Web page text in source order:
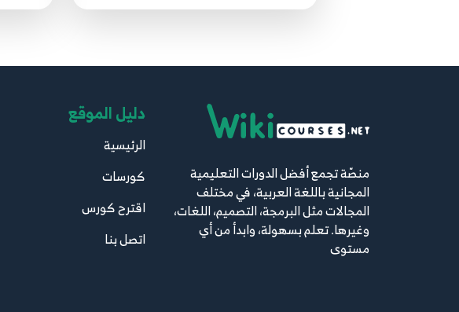
منصّة تجمع أفضل الدورات التعليمية
المجانية باللغة العربية، في مختلف
المجالات مثل البرمجة، التصميم، اللغات،
وغيرها. تعلم بسهولة، وابدأ من أي
مستوى
دليل الموقع
الرئيسية
كورسات
اقترح كورس
اتصل بنا